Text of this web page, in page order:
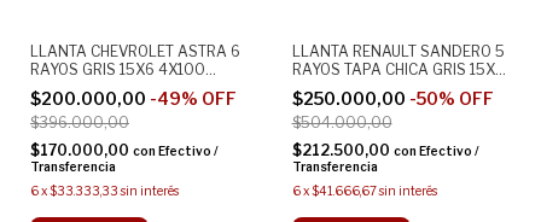
LLANTA CHEVROLET ASTRA 6
RAYOS GRIS 15X6 4X100
ORIGINAL ALEACION
$200.000,00 -49% OFF
$396.000,00
$170.000,00 con Efectivo /
Transferencia
6x$33.333,33 sin interés
LLANTA RENAULT SANDERO 5
RAYOS TAPA CHICA GRIS 15X6
4X100 ALEACION
$250.000,00 -50% OFF
$504.000,00
$212.500,00 con Efectivo /
Transferencia
6 x$41.666,67sin interés